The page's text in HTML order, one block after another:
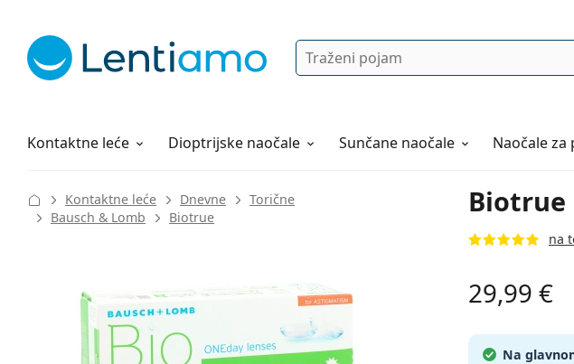
Pretraga
Kontaktne leće
Otopine za leće Dioptrijske naočale Sunčane naočale Naočaleza
Sve o kupovini
Biotrue
na
Kontaktne leće Dnevne
Torične
Bausch & Lomb
Biotrue
29,99 €
Na